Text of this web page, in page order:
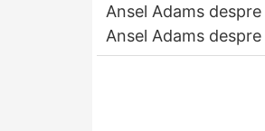
Ansel Adams despre
Ansel Adams despre